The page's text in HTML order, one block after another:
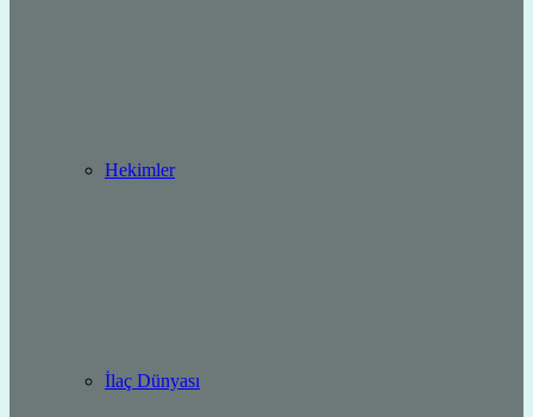
Hekimler
İlaç Dünyası